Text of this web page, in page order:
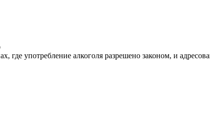
где употребление алкоголя разрешено законом, и